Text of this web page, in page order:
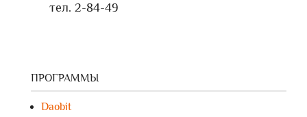
тел. 2-84-49
ПРОГРАММЫ
Daobit